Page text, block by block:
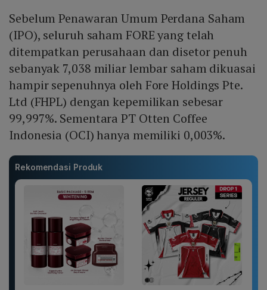
Sebelum Penawaran Umum Perdana Saham
(IPO), seluruh saham FORE yang telah
ditempatkan perusahaan dan disetor penuh
sebanyak 7,038 miliar lembar saham dikuasai
hampir sepenuhnya oleh Fore Holdings Pte.
Ltd (FHPL) dengan kepemilikan sebesar
99,997%. Sementara PT Otten Coffee
Indonesia (OCI) hanya memiliki 0,003%.
Rekomendasi Produk